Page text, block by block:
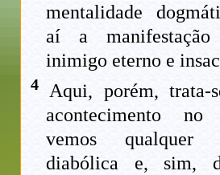
mentalidade
aí a manifestação
inimigo eterno e
4 Aqui, porém, trata-
acontecimento
vemos qualquer
diabólica e, sim,